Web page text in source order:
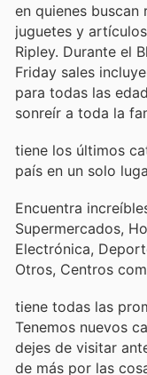
en quienes buscan
juguetes y
Ripley. Durante el
Friday sales
para todas las
sonreír a toda la
tiene los últimos
país en un solo
Encuentra
Supermercados,
Electrónica,
Otros, Centros
tiene todas las
Tenemos nuevos
dejes de visitar
de más por las